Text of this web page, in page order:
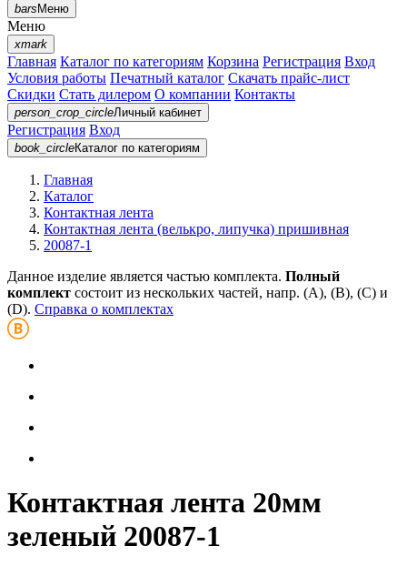
barsМеню
Меню
xmark
Главная Каталог по категориям Корзина Регистрация Вход
Условия работы Печатный каталог Скачать прайс-лист
Скидки Стать дилером О компании Контакты
person_crop_circleЛичный кабинет
Регистрация Вход
book_circleКаталог по категориям
Главная
Каталог
Контактная лента
Контактная лента (велькро, липучка) пришивная
20087-1
Данное изделие является частью комплекта. Полный
комплект состоит из нескольких частей, напр. (А), (B), (С) и
(D). Справка о комплектах
Контактная лента 20мм
зеленый 20087-1